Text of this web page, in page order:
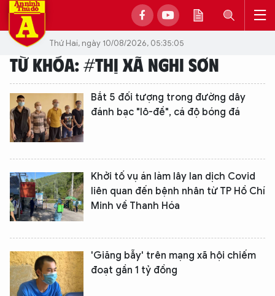
Thứ Hai, ngày 10/08/2026, 05:35:05
TỪ KHÓA: #THỊ XÃ NGHI SƠN
Bắt 5 đối tượng trong đường dây
đánh bạc "lô-đề", cá độ bóng đá
Khởi tố vụ án làm lây lan dịch Covid
liên quan đến bệnh nhân từ TP Hồ Chí
Minh về Thanh Hóa
'Giăng bẫy' trên mạng xã hội chiếm
đoạt gần 1 tỷ đồng